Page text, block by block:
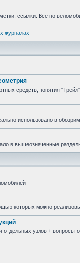
ссылки. Всё по
журналах
средств, понятия
использовано в
в вышеозначенные
которых можно
отдельных узлов + вопросы-